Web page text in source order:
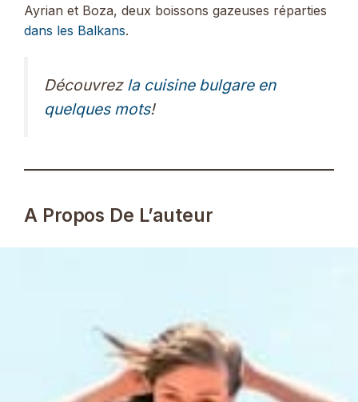
Ayrian et Boza, deux boissons gazeuses réparties
dans les Balkans.
Découvrez la cuisine bulgare en
quelques mots!
A Propos De L’auteur